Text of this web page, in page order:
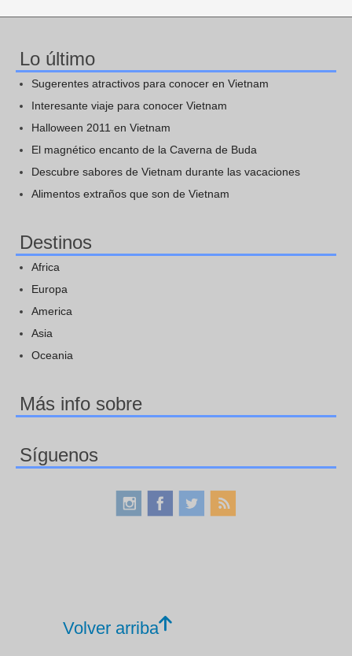
Lo último
Sugerentes atractivos para conocer en Vietnam
Interesante viaje para conocer Vietnam
Halloween 2011 en Vietnam
El magnético encanto de la Caverna de Buda
Descubre sabores de Vietnam durante las vacaciones
Alimentos extraños que son de Vietnam
Destinos
Africa
Europa
America
Asia
Oceania
Más info sobre
Síguenos
Volver arriba